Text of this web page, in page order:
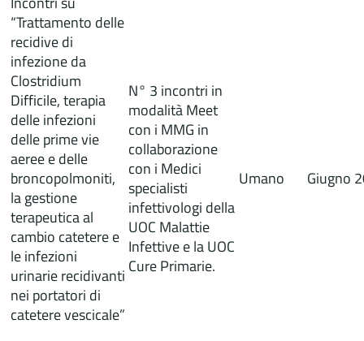
“Trattamento delle
recidive di
infezione da
Clostridium
Difficile, terapia
delle infezioni
delle prime vie
aeree e delle
broncopolmoniti,
la gestione
terapeutica al
cambio catetere e
le infezioni
urinarie recidivanti
nei portatori di
catetere vescicale”
N° 3 incontri in
modalità Meet
con i MMG in
collaborazione
con i Medici
specialisti
infettivologi della
UOC Malattie
Infettive e la UOC
Cure Primarie.
Umano Giugno